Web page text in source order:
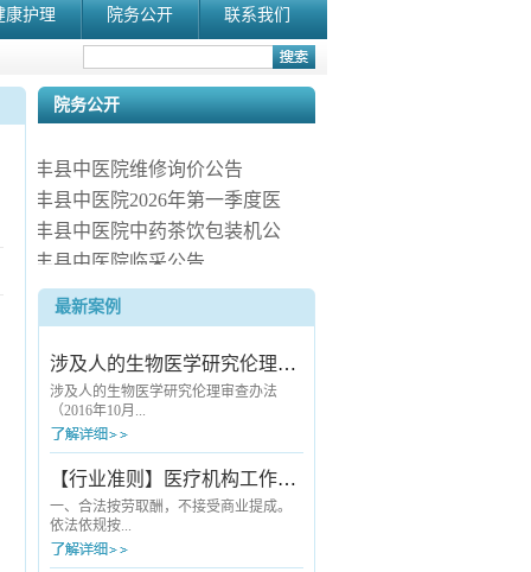
康护理 院务公开 联系我们
院务公开
长丰县中医院维修询价公告
长丰县中医院2026年第一季度医
疗服务信息社会公开
长丰县中医院中药茶饮包装机公
开询价公告
长丰县中医院临采公告
长丰县中医院询价公告
长丰县中医院病房电热水器安装
服务项目（二次） 中标候选人公
最新案例
涉及人的生物医学研究伦理审查办法
涉及人的生物医学研究伦理审查办法
（2016年10月...
12日国家卫生和计划生育委员会令第11
号公布 自2016年12月1日起施行） 第一
章 总则 第一条 为保护人的生命和健
康，维护人的尊严，尊重和保护受试者
的合法权益，规范涉及人的生物医学研
【行业准则】医疗机构工作人员廉洁从业九项准则
一、合法按劳取酬，不接受商业提成。
依法依规按...